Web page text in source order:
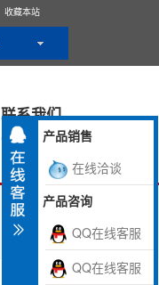
收藏本站
联系我们
Contact Us产品销售
在线洽谈
产品咨询
QQ在线客服
QQ在线客服